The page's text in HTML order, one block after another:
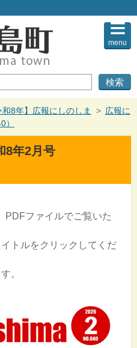
の本文へ
menu
和8年】広報にしのしま > 広報に
8年2月号
PDFファイルでご覧いた
トルをクリックしてくだ
。